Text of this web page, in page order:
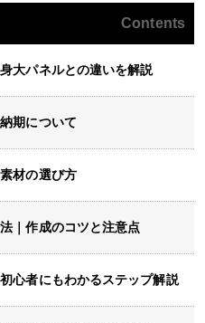
Contents
大パネルとの違いを解説
期について
材の選び方
｜作成のコツと注意点
心者にもわかるステップ解説